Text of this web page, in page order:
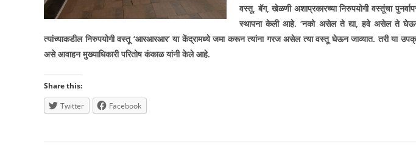
वस्तू,बॅग,खेळणी अशाप्रकारच्या निरुपयोगी वस्तूंचा
स्थापना केली आहे.‘नको असेल ते द्या,हवे असेल ते
त्यांच्याकडील निरुपयोगी वस्तू ‘आरआरआर‘या केंद्रामध्ये जमा करून त्यांना गरज असेल त्या वस्तू घेऊन जाव्यात. तरी या
असे आवाहन मुख्याधिकारी परितोष कंकाळ यांनी केले आहे.
Share this:
Twitter
Facebook